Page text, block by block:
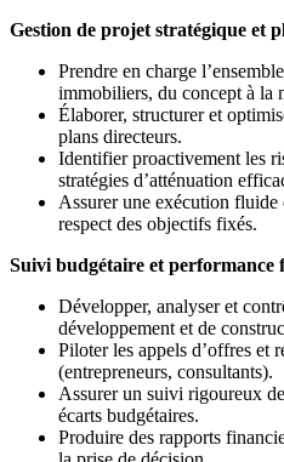
Gestion de projet stratégique et
Prendre en charge
immobiliers, du concept à la
Élaborer, structurer et
plans directeurs.
Identifier proactivement les
stratégies d’atténuation
Assurer une exécution fluide
respect des objectifs fixés.
Suivi budgétaire et performance
Développer, analyser et
développement et de
Piloter les appels d’offres et
(entrepreneurs, consultants).
Assurer un suivi rigoureux
écarts budgétaires.
Produire des rapports